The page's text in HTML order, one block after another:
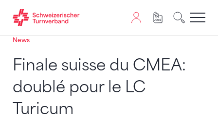
Zum Inhalt springen
Zur Sitemap navigieren
Zum Navigieren dieser Seite wird JavaScript benötigt.
News
Finale suisse du CMEA:
doublé pour le LC
Turicum